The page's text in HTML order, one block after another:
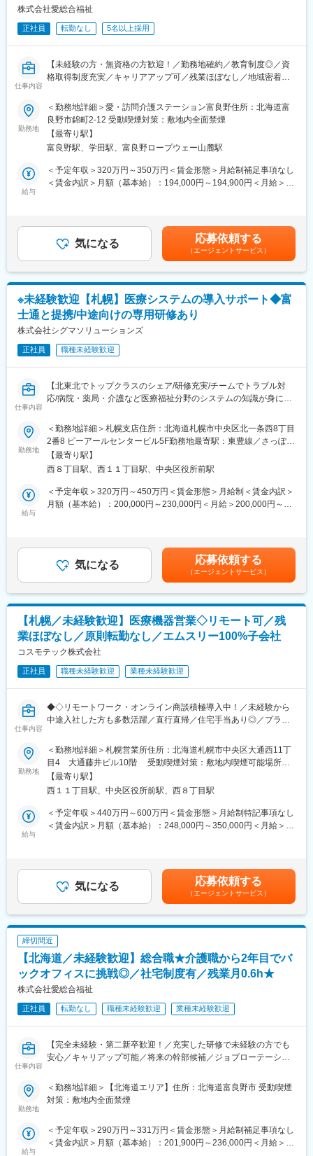
高齢化社会のニーズに応え、12期連続増収・業界トップクラスの
実績を誇り、安定した基盤と成長性を兼ね備えています。
変更の範囲：会社の定める業務
アップが見込めます。 ※実際に入社4年前後で所長になった中途入
品）をレンタルするアメニティサポートシステムを提供している
会社です。
ご利用者への提供・回収・請求まで全て弊社で受け持っておりま
す。そのため医療・介護施設の業務負担の軽減もでき多くのメリ
ットがあります。拠点は北海道から九州まで展開し、毎年増収・
増益と確実に業績伸長しています。
変更の範囲：会社の定める業務
株式会社愛総合福祉
正社員 転勤なし 5名以上採用
仕事内容
【未経験の方・無資格の方歓迎！／勤務地確約／教育制度◎／資
格取得制度充実／キャリアアップ可／残業ほぼなし／地域密着型
★介護現場で経験を積み、資格取得もしながら介護の専門職をめ
ざしていただきます。
■業務内容
北海道富良野市を中心に、ご利用者様のご自宅へ訪問し、生活を
支えるお仕事です。
・日常の見守りや声かけ
訪問介護は、流れ作業ではありません。
ご利用者様の“当たり前の日常”を守ります。
最初は必ず先輩が同行。
一人で任せることはありませんのでご安心ください。
30分程度）
・各事業所の座学・実技研修、年次に応じたフォローアップ研修
に加え、キャリア志向の社員に向けた管理職育成研修など多様な
・キャリアアップに必要な資格は1~3年目にかけて取得が可能で
す。
※資格取得に必要な外部講習や試験は出社扱い・費用全額支給し全
面的にバックアップいたします。
■キャリアアップの流れ（例）
・1年目：初任者研修取得。基礎的な介護技術を身に付ける。
・5年目以降：計画作成担当やケアマネージャーなど、専門職とし
て活動の場が広がる
■1日のスケジュール（例）
8：00 事業所へ出勤、訪問先の確認と準備
9：00 A様宅 デイサービスの送り出し
10：30 B様宅 掃除・洗濯
12：00 お昼休憩（事業所内でも外でもOK）
13：30 C様宅 入浴介助
15：00 D様宅 排泄介助・掃除
※最初は必ず先輩が同行します！
■当社について
年齢や経験は問わず興味を持っていただいた方とは全員と面接を
させていただいております。会社説明会を随時開催しております
ので、お気軽にご参加ください♪
勤務地
＜勤務地詳細＞愛・訪問介護ステーション富良野住所：北海道富
良野市錦町2-12 受動喫煙対策：敷地内全面禁煙
【最寄り駅】
富良野駅、学田駅、富良野ロープウェー山麓駅
給与
＜予定年収＞320万円～350万円＜賃金形態＞月給制補足事項なし
＜賃金内訳＞月額（基本給）：194,000円～194,900円＜月給＞
あります。月給(月額)は固定手当を含めた表記です。
気になる 応募依頼する
（エージェントサービス）
※未経験歓迎【札幌】医療システムの導入サポート◆富
士通と提携/中途向けの専用研修あり
株式会社シグマソリューションズ
正社員 職種未経験歓迎
仕事内容
【北東北でトップクラスのシェア/研修充実/チームでトラブル対
応/病院・薬局・介護など医療福祉分野のシステムの知識が身につ
■魅力
・青森や秋田などの東北北部地域にて、医療機関向けシステムの
導入でトップクラスのシェアを誇るため、業務における認知度が
高いです！
■業務内容：
医科、歯科、薬局、介護などの医療機関向けコンピュータシステ
ー）として業務をご担当いただきます。
■業務詳細
・お客様問い合わせの応対
・営業同行（システム導入時の製品概要、操作説明）
・診療報酬改定など法令改正時のシステム変更
業務を行う際は領域ごとにチーム制を敷いています。個人で担当
の企業を持つ事は無く、事業所のインストラクター全体で顧客の
顧客の要望に応じて、設定の変更や運用フローの見直し提案等を
していただきます。
■教育体制：
領域ごとにチーム制を敷き、個人で担当企業を持つことはありま
せん。事業所全体で顧客のサポートを行い、協力して業務を遂行
します。入社後はOJTを中心に、マニュアルを活用しながら、ITの
前を目指し、全社的な勉強会や専門部署のサポートを受けられま
す。
歯科・介護と複数にまたがっているため、取扱製品の知識を満遍
なく身に着けるために拠点間で移動しながらの研修を行います
（交通費・拠点先住居費・帰省費は同社負担）。
（研修の実例）※各プログラムは1~2カ月程度で行われます。場所
や期間は変更の可能性があります。（計6か月程度）
（1）
場所：秋田本社
内容：電話対応、システムの基本操作、保険料算定の基礎知識の
習得、サーバ、周辺機器のキッティング
（2）
場所：東京支店
内容：（1）に加えて、PCのセットアップ、先輩同行でのシステ
ム導入作業
（3）
場所：札幌支店
変更の範囲：会社の定める業務
勤務地
＜勤務地詳細＞札幌支店住所：北海道札幌市中央区北一条西8丁目
2番8 ピーアールセンタービル5F勤務地最寄駅：東豊線／さっぽろ
駅受動喫煙対策：屋内全面禁煙変更の範囲：会社の定める事業所
【最寄り駅】
西８丁目駅、西１１丁目駅、中央区役所前駅
給与
＜予定年収＞320万円～450万円＜賃金形態＞月給制＜賃金内訳＞
月額（基本給）：200,000円～230,000円＜月給＞200,000円～
までも目安の金額であり、選考を通じて上下する可能性がありま
す。月給(月額)は固定手当を含めた表記です。
気になる 応募依頼する
（エージェントサービス）
【札幌／未経験歓迎】医療機器営業◇リモート可／残
業ほぼなし／原則転勤なし／エムスリー100%子会社
コスモテック株式会社
正社員 職種未経験歓迎 業種未経験歓迎
仕事内容
◆◇リモートワーク・オンライン商談積極導入中！／未経験から
中途入社した方も多数活躍／直行直帰／住宅手当あり◎／プライ
■業務内容：
親会社であるエムスリーが運営する日本最大級の医学情報サイト
「m3.com」にご登録いただいている医療従事者の方々に対し、形
成外科及び心臓外科を中心とする自社製品を提案していただきま
す。
また、提案営業だけではなく、最新の医療情報・製品情報を提供
するスペシャリストとしても活躍していただきます。
す。
※手術の立ち合いが発生します。
いる医学情報サイト（アプリ版もあります）です。こちらには医
師向けの転職情報や、最新の医療情報、医師同士のコミュニティ
を提供しています。今回募集するポジションではこちらのサイト
を起点に自社製品の営業活動を行っていただくだけでなく、
「m3.com」の活用提案なども行っていただくため、データ活用の
提案営業としてのキャリアも身に着けられます。
・出張頻度：週１回程度
・夜間・休日の呼び出し頻度：ほぼなし
・残業：１５時間程度
・営業スタイル：原則として、直行直帰の営業スタイルです（全
■教育体制：
まずは商材についての知識や営業手法に関して、OJTを通じて勉
勤務地
＜勤務地詳細＞札幌営業所住所：北海道札幌市中央区大通西11丁
目4 大通藤井ビル10階 受動喫煙対策：敷地内喫煙可能場所あ
り変更の範囲：会社の定める事業所（リモートワーク含む）
【最寄り駅】
西１１丁目駅、中央区役所前駅、西８丁目駅
給与
＜予定年収＞440万円～600万円＜賃金形態＞月給制特記事項なし
＜賃金内訳＞月額（基本給）：248,000円～350,000円＜月給＞
扶養手当等は、別途支給。■昇給：年1回（4月）■賞与※昨年度実
績5.25か月分：年2回（6月、12月）賃金はあくまでも目安の金額
であり、選考を通じて上下する可能性があります。月給(月額)は固
定手当を含めた表記です。
気になる 応募依頼する
（エージェントサービス）
締切間近
【北海道／未経験歓迎】総合職★介護職から2年目でバ
ックオフィスに挑戦◎／社宅制度有／残業月0.6h★
株式会社愛総合福祉
正社員 転勤なし 職種未経験歓迎 業種未経験歓迎
仕事内容
【完全未経験・第二新卒歓迎！／充実した研修で未経験の方でも
安心／キャリアップ可能／将来の幹部候補／ジョブローテーショ
★この求人の魅力★
介護スタッフや経理、総務、人事など自分の希望に合わせてキャ
■入社後の流れ：
勤務地
＜勤務地詳細＞【北海道エリア】住所：北海道富良野市 受動喫煙
対策：敷地内全面禁煙
給与
＜予定年収＞290万円～331万円＜賃金形態＞月給制補足事項なし
＜賃金内訳＞月額（基本給）：201,900円～236,000円＜月給＞